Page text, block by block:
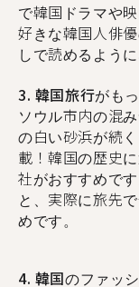
で韓国ドラマや
好きな韓国人俳
しで読めるよう
3. 韓国旅行がも
ソウル市内の混
の白い砂浜が続
載！韓国の歴史
社がおすすめで
と、実際に旅先
めです。
4. 韓国のファッ